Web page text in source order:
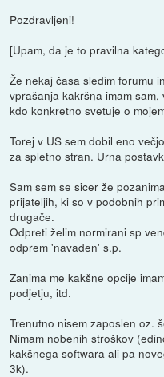
Pozdravljeni!
[Upam, da je to pravilna
Že nekaj časa sledim forumu
vprašanja kakršna imam
kdo konkretno svetuje o
Torej v US sem dobil eno
za spletno stran. Urna
Sam sem se sicer že
prijateljih, ki so v podobnih
drugače.
Odpreti želim normirani sp
odprem 'navaden' s.p.
Zanima me kakšne opcije
podjetju, itd.
Trenutno nisem zaposlen oz.
Nimam nobenih stroškov
kakšnega softwara ali pa
3k).